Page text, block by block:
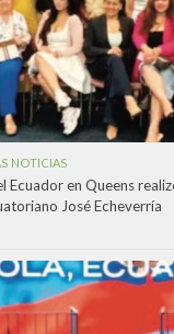
NOTICIAS
Ecuador en Queens
José Echeverría